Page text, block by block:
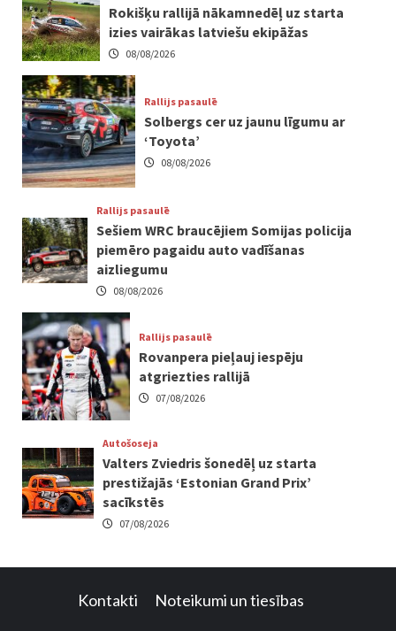
Rokišķu rallijā nākamnedēļ uz starta
izies vairākas latviešu ekipāžas
08/08/2026
Rallijs pasaulē
Solbergs cer uz jaunu līgumu ar
‘Toyota’
08/08/2026
Rallijs pasaulē
Sešiem WRC braucējiem Somijas policija
piemēro pagaidu auto vadīšanas
aizliegumu
08/08/2026
Rallijs pasaulē
Rovanpera pieļauj iespēju
atgriezties rallijā
07/08/2026
Autošoseja
Valters Zviedris šonedēļ uz starta
prestižajās ‘Estonian Grand Prix’
sacīkstēs
07/08/2026
Kontakti Noteikumi un tiesības